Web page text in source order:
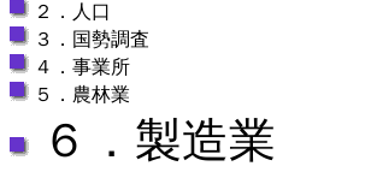
２．人口
３．国勢調査
４．事業所
５．農林業
６．製造業